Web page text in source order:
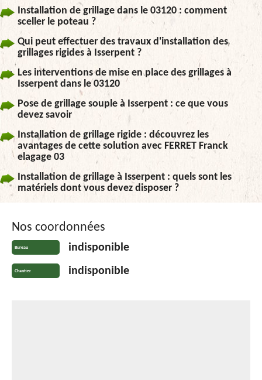
Installation de grillage dans le 03120 : comment
sceller le poteau ?
Qui peut effectuer des travaux d'installation des
grillages rigides à Isserpent ?
Les interventions de mise en place des grillages à
Isserpent dans le 03120
Pose de grillage souple à Isserpent : ce que vous
devez savoir
Installation de grillage rigide : découvrez les
avantages de cette solution avec FERRET Franck
elagage 03
Installation de grillage à Isserpent : quels sont les
matériels dont vous devez disposer ?
Nos coordonnées
Bureau indisponible
Chantier indisponible